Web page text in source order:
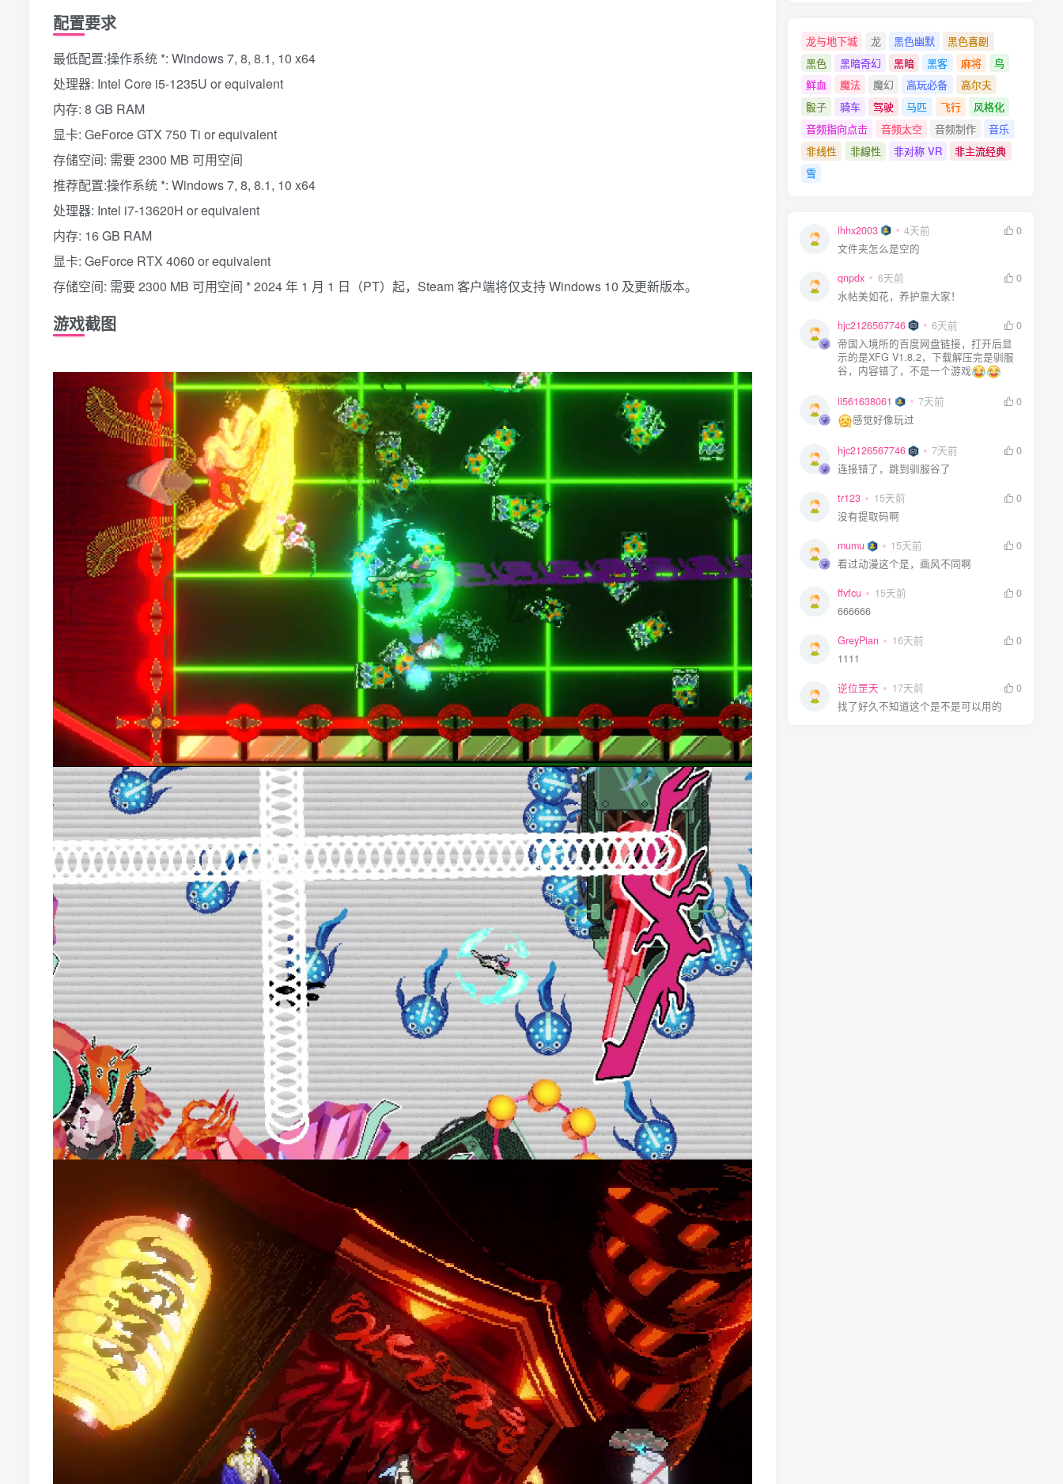
配置要求
最低配置:操作系统 *: Windows 7, 8, 8.1, 10 x64
处理器: Intel Core i5-1235U or equivalent
内存: 8 GB RAM
显卡: GeForce GTX 750 Ti or equivalent
存储空间: 需要 2300 MB 可用空间
推荐配置:操作系统 *: Windows 7, 8, 8.1, 10 x64
处理器: Intel i7-13620H or equivalent
内存: 16 GB RAM
显卡: GeForce RTX 4060 or equivalent
存储空间: 需要 2300 MB 可用空间 * 2024 年 1 月 1 日（PT）起，Steam 客户端将仅支持 Windows 10 及更新版本。
游戏截图
龙与地下城 龙 黑色幽默
黑色喜剧
黑色
黑暗奇幻 黑暗 黑客 麻将
鸟
鲜血
魔法 魔幻 高玩必备
高尔夫
骰子
骑车 驾驶 马匹 飞行
风格化
音频指向点击
音频太空 音频制作
音乐
非线性
非線性 非对称 VR
非主流经典
雪
lhhx2003 4天前
0
文件夹怎么是空的
qnpdx 6天前
0
水帖美如花，养护靠大家！
hjc2126567746 6天前
0
帝国入境所的百度网盘链接，打开后显
示的是XFG V1.8.2，下载解压完是驯服
谷，内容错了，不是一个游戏
li561638061 7天前
0
感觉好像玩过
hjc2126567746 7天前
0
连接错了，跳到驯服谷了
tr123 15天前
0
没有提取码啊
mumu 15天前
0
看过动漫这个是，画风不同啊
ffvfcu 15天前
0
666666
GreyPian 16天前
0
1111
逆位罡天 17天前
0
找了好久不知道这个是不是可以用的